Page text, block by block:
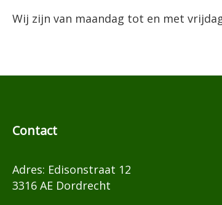
Wij zijn van maandag tot en met
Contact
Adres: Edisonstraat 12
3316 AE Dordrecht